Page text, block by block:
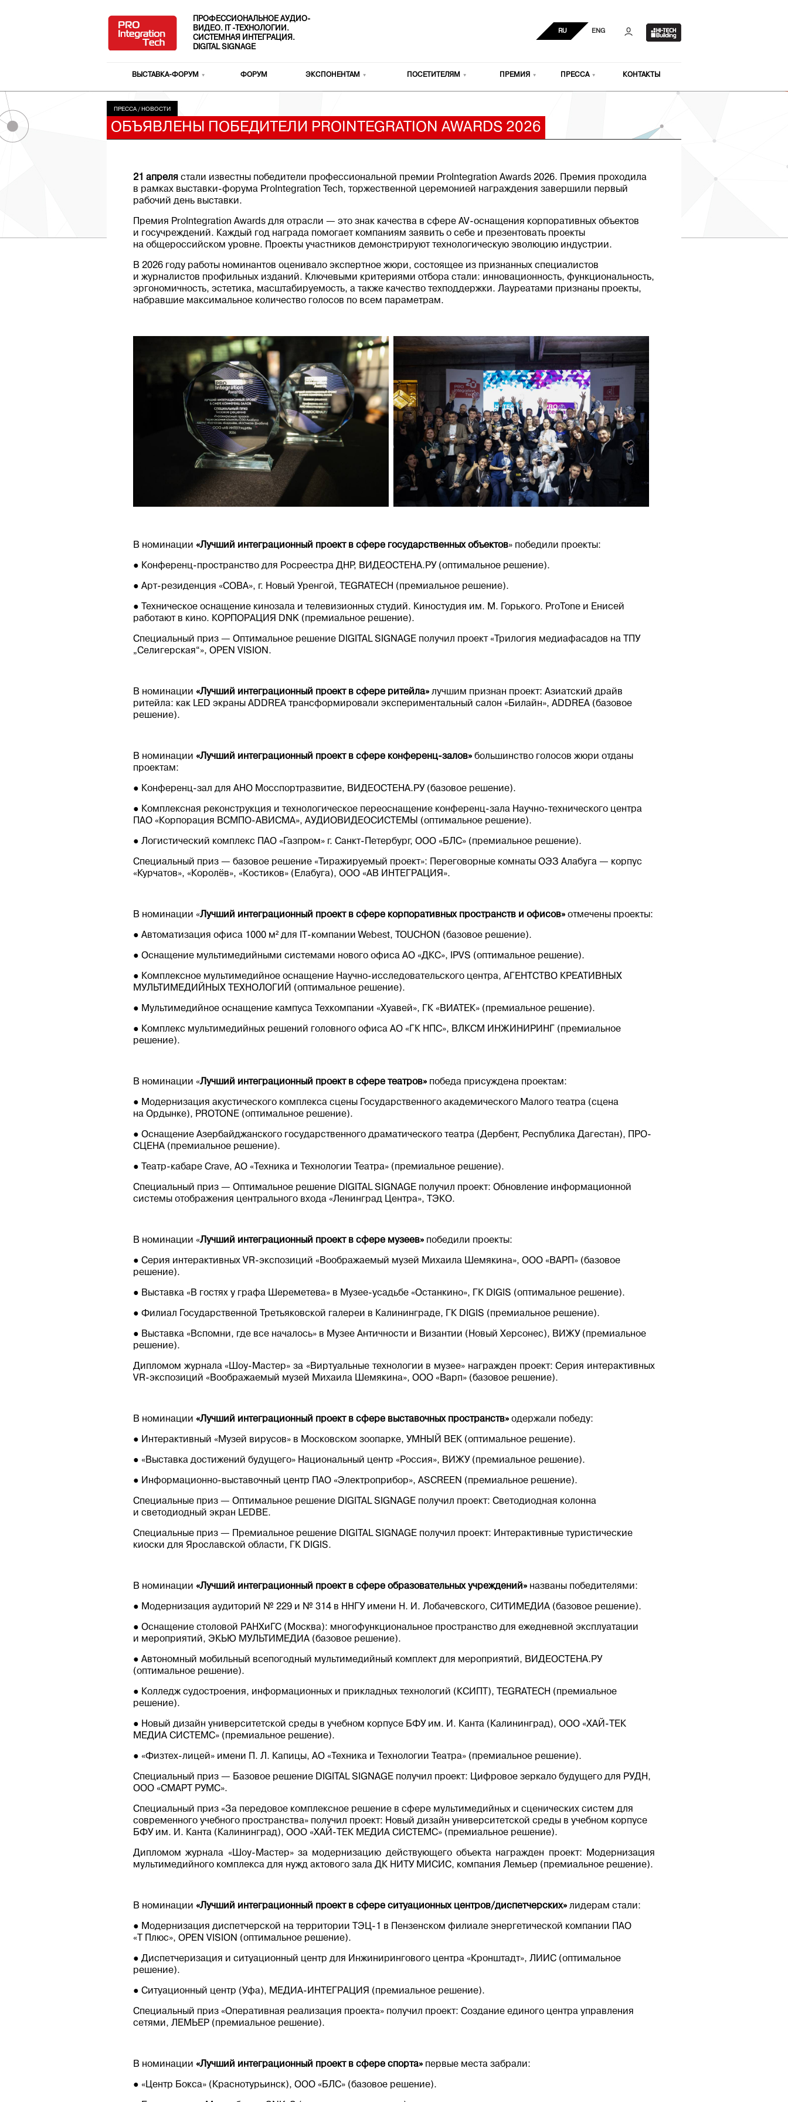
RU ENG
ПРОФЕССИОНАЛЬНОЕ АУДИО-
ВИДЕО. IT -ТЕХНОЛОГИИ.
СИСТЕМНАЯ ИНТЕГРАЦИЯ.
DIGITAL SIGNAGE
ВЫСТАВКА-ФОРУМ ФОРУМ ЭКСПОНЕНТАМ ПОСЕТИТЕЛЯМ ПРЕМИЯ ПРЕССА КОНТАКТЫ
ПРЕССА / НОВОСТИ
ОБЪЯВЛЕНЫ ПОБЕДИТЕЛИ PROINTEGRATION AWARDS 2026
21 апреля стали известны победители профессиональной премии ProIntegration Awards 2026. Премия проходила
в рамках выставки-форума ProIntegration Tech, торжественной церемонией награждения завершили первый
рабочий день выставки.
Премия ProIntegration Awards для отрасли — это знак качества в сфере AV-оснащения корпоративных объектов
и госучреждений. Каждый год награда помогает компаниям заявить о себе и презентовать проекты
на общероссийском уровне. Проекты участников демонстрируют технологическую эволюцию индустрии.
В 2026 году работы номинантов оценивало экспертное жюри, состоящее из признанных специалистов
и журналистов профильных изданий. Ключевыми критериями отбора стали: инновационность, функциональность,
эргономичность, эстетика, масштабируемость, а также качество техподдержки. Лауреатами признаны проекты,
набравшие максимальное количество голосов по всем параметрам.
В номинации «Лучший интеграционный проект в сфере государственных объектов» победили проекты:
● Конференц-пространство для Росреестра ДНР, ВИДЕОСТЕНА.РУ (оптимальное решение).
● Арт-резиденция «СОВА», г. Новый Уренгой, TEGRATECH (премиальное решение).
● Техническое оснащение кинозала и телевизионных студий. Киностудия им. М. Горького. ProTone и Енисей
работают в кино. КОРПОРАЦИЯ DNK (премиальное решение).
Специальный приз — Оптимальное решение DIGITAL SIGNAGE получил проект «Трилогия медиафасадов на ТПУ
„Селигерская“», OPEN VISION.
В номинации «Лучший интеграционный проект в сфере ритейла» лучшим признан проект: Азиатский драйв
ритейла: как LED экраны ADDREA трансформировали экспериментальный салон «Билайн», ADDREA (базовое
решение).
В номинации «Лучший интеграционный проект в сфере конференц-залов» большинство голосов жюри отданы
проектам:
● Конференц-зал для АНО Мосспортразвитие, ВИДЕОСТЕНА.РУ (базовое решение).
● Комплексная реконструкция и технологическое переоснащение конференц-зала Научно-технического центра
ПАО «Корпорация ВСМПО-АВИСМА», АУДИОВИДЕОСИСТЕМЫ (оптимальное решение).
● Логистический комплекс ПАО «Газпром» г. Санкт-Петербург, ООО «БЛС» (премиальное решение).
Специальный приз — базовое решение «Тиражируемый проект»: Переговорные комнаты ОЭЗ Алабуга — корпус
«Курчатов», «Королёв», «Костиков» (Елабуга), ООО «АВ ИНТЕГРАЦИЯ».
В номинации «Лучший интеграционный проект в сфере корпоративных пространств и офисов» отмечены проекты:
● Автоматизация офиса 1000 м² для IT-компании Webest, TOUCHON (базовое решение).
● Оснащение мультимедийными системами нового офиса АО «ДКС», IPVS (оптимальное решение).
● Комплексное мультимедийное оснащение Научно-исследовательского центра, АГЕНТСТВО КРЕАТИВНЫХ
МУЛЬТИМЕДИЙНЫХ ТЕХНОЛОГИЙ (оптимальное решение).
● Мультимедийное оснащение кампуса Техкомпании «Хуавей», ГК «ВИАТЕК» (премиальное решение).
● Комплекс мультимедийных решений головного офиса АО «ГК НПС», ВЛКСМ ИНЖИНИРИНГ (премиальное
решение).
В номинации «Лучший интеграционный проект в сфере театров» победа присуждена проектам:
● Модернизация акустического комплекса сцены Государственного академического Малого театра (сцена
на Ордынке), PROTONE (оптимальное решение).
● Оснащение Азербайджанского государственного драматического театра (Дербент, Республика Дагестан), ПРО-
СЦЕНА (премиальное решение).
● Театр-кабаре Crave, АО «Техника и Технологии Театра» (премиальное решение).
Специальный приз — Оптимальное решение DIGITAL SIGNAGE получил проект: Обновление информационной
системы отображения центрального входа «Ленинград Центра», ТЭКО.
В номинации «Лучший интеграционный проект в сфере музеев» победили проекты:
● Серия интерактивных VR-экспозиций «Воображаемый музей Михаила Шемякина», ООО «ВАРП» (базовое
решение).
● Выставка «В гостях у графа Шереметева» в Музее-усадьбе «Останкино», ГК DIGIS (оптимальное решение).
● Филиал Государственной Третьяковской галереи в Калининграде, ГК DIGIS (премиальное решение).
● Выставка «Вспомни, где все началось» в Музее Античности и Византии (Новый Херсонес), ВИЖУ (премиальное
решение).
Дипломом журнала «Шоу-Мастер» за «Виртуальные технологии в музее» награжден проект: Серия интерактивных
VR-экспозиций «Воображаемый музей Михаила Шемякина», ООО «Варп» (базовое решение).
В номинации «Лучший интеграционный проект в сфере выставочных пространств» одержали победу:
● Интерактивный «Музей вирусов» в Московском зоопарке, УМНЫЙ ВЕК (оптимальное решение).
● «Выставка достижений будущего» Национальный центр «Россия», ВИЖУ (премиальное решение).
● Информационно-выставочный центр ПАО «Электроприбор», ASCREEN (премиальное решение).
Специальные приз — Оптимальное решение DIGITAL SIGNAGE получил проект: Светодиодная колонна
и светодиодный экран LEDBE.
Специальные приз — Премиальное решение DIGITAL SIGNAGE получил проект: Интерактивные туристические
киоски для Ярославской области, ГК DIGIS.
В номинации «Лучший интеграционный проект в сфере образовательных учреждений» названы победителями:
● Модернизация аудиторий № 229 и № 314 в ННГУ имени Н. И. Лобачевского, СИТИМЕДИА (базовое решение).
● Оснащение столовой РАНХиГС (Москва): многофункциональное пространство для ежедневной эксплуатации
и мероприятий, ЭКЬЮ МУЛЬТИМЕДИА (базовое решение).
● Автономный мобильный всепогодный мультимедийный комплект для мероприятий, ВИДЕОСТЕНА.РУ
(оптимальное решение).
● Колледж судостроения, информационных и прикладных технологий (КСИПТ), TEGRATECH (премиальное
решение).
● Новый дизайн университетской среды в учебном корпусе БФУ им. И. Канта (Калининград), ООО «ХАЙ-ТЕК
МЕДИА СИСТЕМС» (премиальное решение).
● «Физтех-лицей» имени П. Л. Капицы, АО «Техника и Технологии Театра» (премиальное решение).
Специальный приз — Базовое решение DIGITAL SIGNAGE получил проект: Цифровое зеркало будущего для РУДН,
ООО «СМАРТ РУМС».
Специальный приз «За передовое комплексное решение в сфере мультимедийных и сценических систем для
современного учебного пространства» получил проект: Новый дизайн университетской среды в учебном корпусе
БФУ им. И. Канта (Калининград), ООО «ХАЙ-ТЕК МЕДИА СИСТЕМС» (премиальное решение).
Дипломом журнала «Шоу-Мастер» за модернизацию действующего объекта награжден проект: Модернизация
мультимедийного комплекса для нужд актового зала ДК НИТУ МИСИС, компания Лемьер (премиальное решение).
В номинации «Лучший интеграционный проект в сфере ситуационных центров/диспетчерских» лидерам стали:
● Модернизация диспетчерской на территории ТЭЦ-1 в Пензенском филиале энергетической компании ПАО
«Т Плюс», OPEN VISION (оптимальное решение).
● Диспетчеризация и ситуационный центр для Инжинирингового центра «Кронштадт», ЛИИС (оптимальное
решение).
● Ситуационный центр (Уфа), МЕДИА-ИНТЕГРАЦИЯ (премиальное решение).
Специальный приз «Оперативная реализация проекта» получил проект: Создание единого центра управления
сетями, ЛЕМЬЕР (премиальное решение).
В номинации «Лучший интеграционный проект в сфере спорта» первые места забрали:
● «Центр Бокса» (Краснотурьинск), ООО «БЛС» (базовое решение).